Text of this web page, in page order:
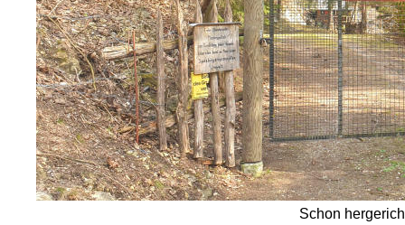
Schon